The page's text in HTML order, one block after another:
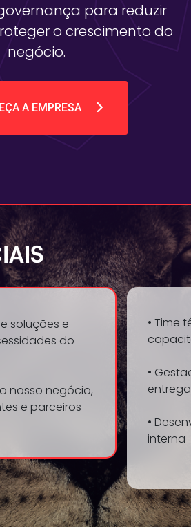
para reduzir
o crescimento do
negócio.
A EMPRESA
soluções e
do
nosso negócio,
e parceiros
• Time
•
•
interna